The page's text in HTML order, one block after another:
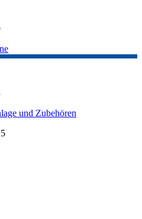
und Zubehören